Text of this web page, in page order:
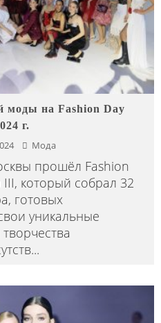
моды на Fashion Day
г.
Мода
прошёл Fashion
III, который собрал 32
готовых
уникальные
...